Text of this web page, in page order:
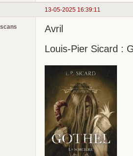
13-05-2025 16:39:11
Avril
Louis-Pier Sicard :